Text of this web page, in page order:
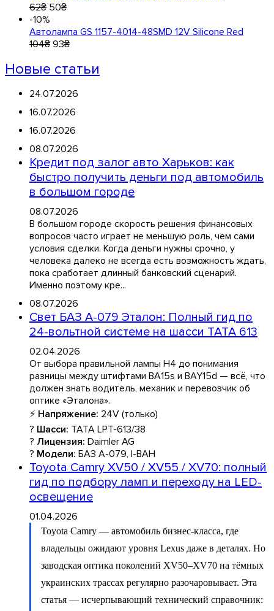
62₴ 50₴
-10%
Автолампа GS 1157-4014-48SMD 12V Silicone Red
104₴ 93₴
Новые статьи
24.07.2026
16.07.2026
16.07.2026
08.07.2026
Кредит под залог авто Харьков: как
быстро получить деньги под автомобиль
в большом городе
08.07.2026
В большом городе скорость решения финансовых
вопросов часто играет не меньшую роль, чем сами
условия сделки. Когда деньги нужны срочно, у
человека далеко не всегда есть возможность ждать,
пока сработает длинный банковский сценарий.
Именно поэтому кре...
08.07.2026
Свет БАЗ А-079 Эталон: Полный гид по
24-вольтной системе на шасси TATA 613
02.04.2026
От выбора правильной лампы H4 до понимания
разницы между штифтами BA15s и BAY15d — всё, что
должен знать водитель, механик и перевозчик об
оптике «Эталона».
⚡ Напряжение: 24V (только)
? Шасси: TATA LPT-613/38
? Лицензия: Daimler AG
? Модели: БАЗ А-079, І-ВАН
Toyota Camry XV50 / XV55 / XV70: полный
гид по подбору ламп и переходу на LED-
освещение
01.04.2026
Toyota Camry — автомобиль бизнес-класса, где
владельцы ожидают уровня Lexus даже в деталях. Но
заводская оптика поколений XV50–XV70 на тёмных
украинских трассах регулярно разочаровывает. Эта
статья — исчерпывающий технический справочник: